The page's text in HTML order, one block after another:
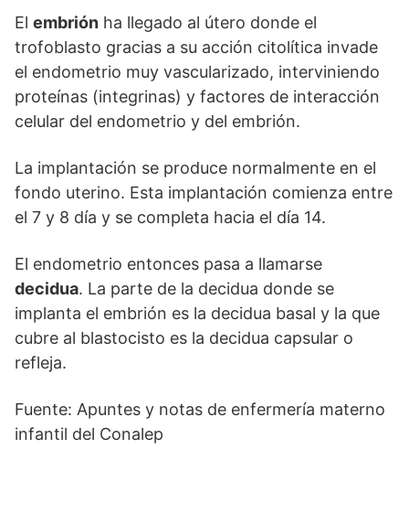
El embrión ha llegado al útero donde el
trofoblasto gracias a su acción citolítica invade
el endometrio muy vascularizado, interviniendo
proteínas (integrinas) y factores de interacción
celular del endometrio y del embrión.
La implantación se produce normalmente en el
fondo uterino. Esta implantación comienza entre
el 7 y 8 día y se completa hacia el día 14.
El endometrio entonces pasa a llamarse
decidua. La parte de la decidua donde se
implanta el embrión es la decidua basal y la que
cubre al blastocisto es la decidua capsular o
refleja.
Fuente: Apuntes y notas de enfermería materno
infantil del Conalep